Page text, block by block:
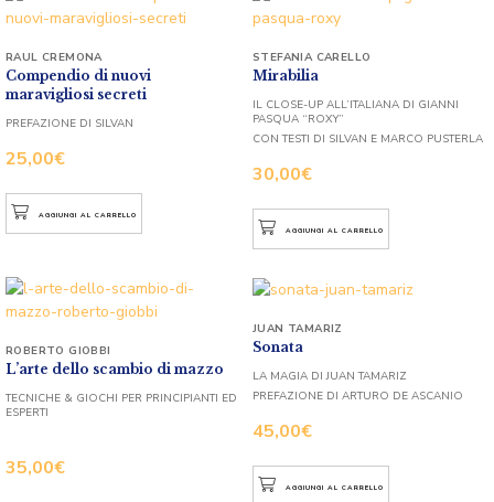
Compendio di nuovi
maravigliosi secreti
25,00€
RAUL CREMONA
PREFAZIONE DI SILVAN
AGGIUNGI AL CARRELLO
Mirabilia
30,00€
STEFANIA CARELLO
IL CLOSE-UP ALL’ITALIANA DI GIANNI
PASQUA “ROXY”
CON TESTI DI SILVAN E MARCO PUSTERLA
AGGIUNGI AL CARRELLO
L’arte dello scambio di mazzo
35,00€
ROBERTO GIOBBI
TECNICHE & GIOCHI PER PRINCIPIANTI ED
ESPERTI
Sonata
45,00€
JUAN TAMARIZ
LA MAGIA DI JUAN TAMARIZ
PREFAZIONE DI ARTURO DE ASCANIO
AGGIUNGI AL CARRELLO